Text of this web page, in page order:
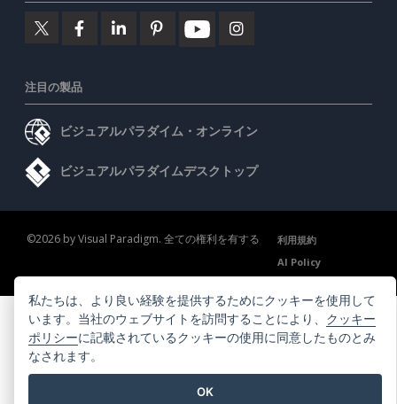
注目の製品
ビジュアルパラダイム・オンライン
ビジュアルパラダイムデスクトップ
©2026 by Visual Paradigm. 全ての権利を有する
利用規約
AI Policy
私たちは、より良い経験を提供するためにクッキーを使用して
います。当社のウェブサイトを訪問することにより、 クッキー
ポリシーに記載されているクッキーの使用に同意したものとみ
なされます。
OK